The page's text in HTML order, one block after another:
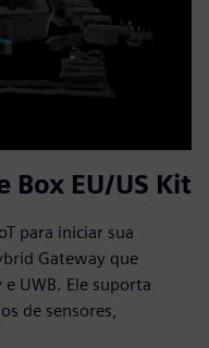
Box EU/US Kit
para iniciar sua
Gateway que
UWB. Ele suporta
de sensores,